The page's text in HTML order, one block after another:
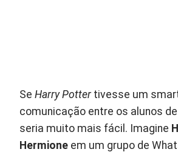
SeHarry Pottertivesse um
comunicação entre os alunos
seria muito mais fácil. Imagine
Hermione em um grupo de